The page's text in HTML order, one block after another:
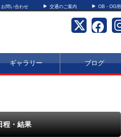
お問い合わせ 交通のご案内 OB・OG用
ギャラリー ブログ
程・結果